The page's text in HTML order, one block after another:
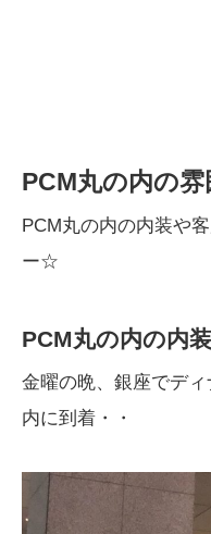
PCM丸の内の
PCM丸の内の内装や
ー☆
PCM丸の内の内
金曜の晩、銀座でデ
内に到着・・